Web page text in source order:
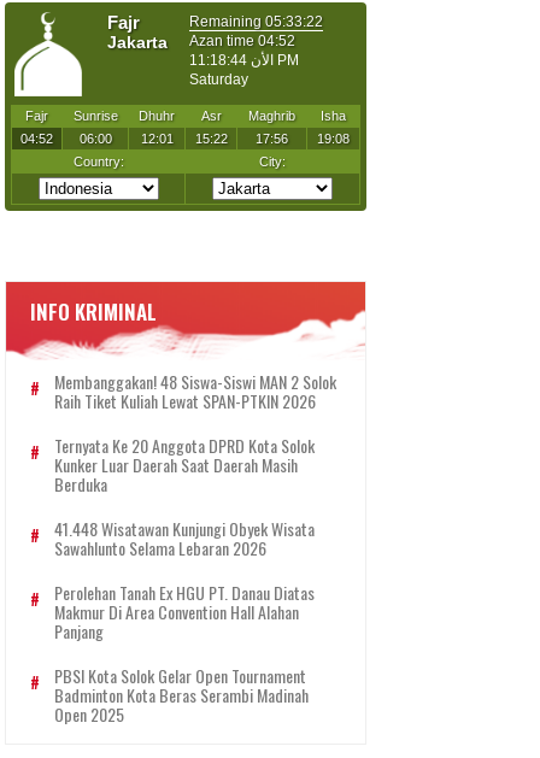
INFO KRIMINAL
Membanggakan! 48 Siswa-Siswi MAN 2 Solok
Raih Tiket Kuliah Lewat SPAN-PTKIN 2026
Ternyata Ke 20 Anggota DPRD Kota Solok
Kunker Luar Daerah Saat Daerah Masih
Berduka
41.448 Wisatawan Kunjungi Obyek Wisata
Sawahlunto Selama Lebaran 2026
Perolehan Tanah Ex HGU PT. Danau Diatas
Makmur Di Area Convention Hall Alahan
Panjang
PBSI Kota Solok Gelar Open Tournament
Badminton Kota Beras Serambi Madinah
Open 2025